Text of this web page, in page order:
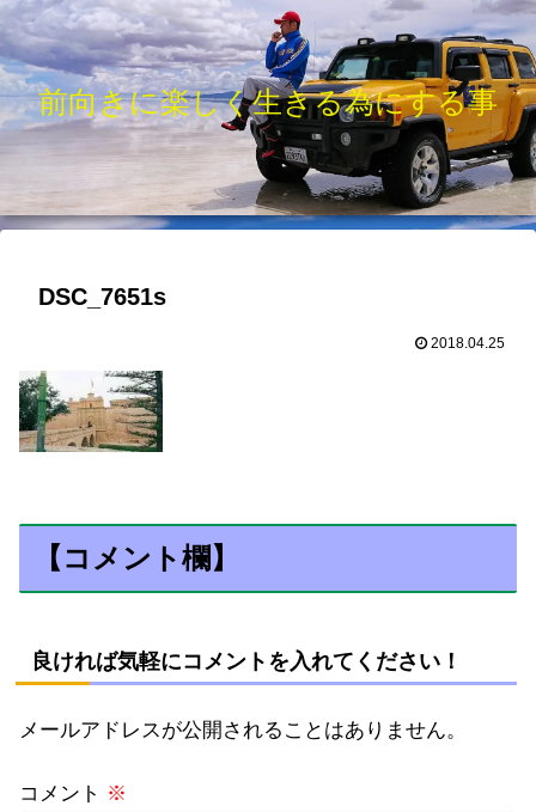
前向きに楽しく生きる為にする事
DSC_7651s
2018.04.25
【コメント欄】
良ければ気軽にコメントを入れてください！
メールアドレスが公開されることはありません。
コメント ※